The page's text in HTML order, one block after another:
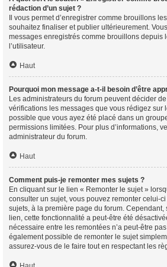
rédaction d’un sujet ?
Il vous permet d’enregistrer comme brouillons
souhaitez finaliser et publier ultérieurement.
messages enregistrés comme brouillons depuis
l’utilisateur.
Haut
Pourquoi mon message a-t-il besoin d’être
Les administrateurs du forum peuvent décider
vérifications les messages que vous rédigez sur
possible que vous ayez été placé dans un
permissions limitées. Pour plus d’informations,
administrateur du forum.
Haut
Comment puis-je remonter mes sujets ?
En cliquant sur le lien « Remonter le sujet »
consulter un sujet, vous pouvez remonter celui-
sujets, à la première page du forum. Cependant,
lien, cette fonctionnalité a peut-être été
nécessaire entre les remontées n’a peut-être
également possible de remonter le sujet
assurez-vous de le faire tout en respectant les